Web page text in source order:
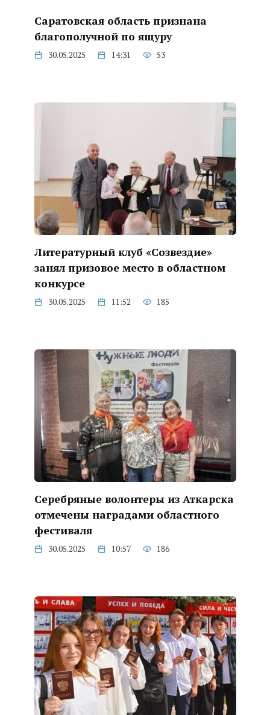
Саратовская область признана
благополучной по ящуру
30.05.2025 14:31 53
Литературный клуб «Созвездие»
занял призовое место в областном
конкурсе
30.05.2025 11:52 185
Серебряные волонтеры из Аткарска
отмечены наградами областного
фестиваля
30.05.2025 10:57 186